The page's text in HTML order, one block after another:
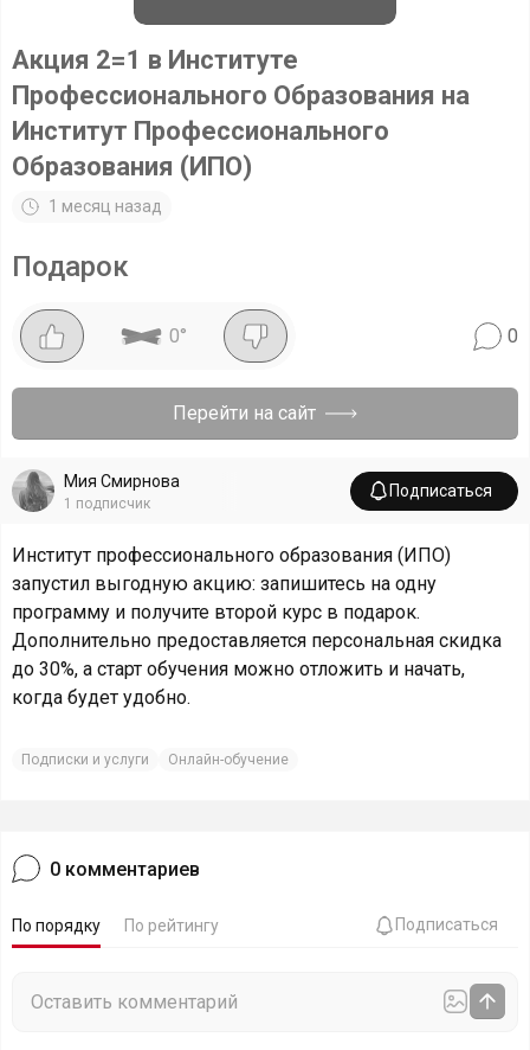
Акция 2=1 в Институте
Профессионального Образования на
Институт Профессионального
Образования (ИПО)
1 месяц назад
Подарок
0° 0
Перейти на сайт
Мия Смирнова
1 подписчик
Подписаться
Институт профессионального образования (ИПО)
запустил выгодную акцию: запишитесь на одну
программу и получите второй курс в подарок.
Дополнительно предоставляется персональная скидка
до 30%, а старт обучения можно отложить и начать,
когда будет удобно.
Подписки и услуги Онлайн-обучение
0 комментариев
По порядку По рейтингу Подписаться